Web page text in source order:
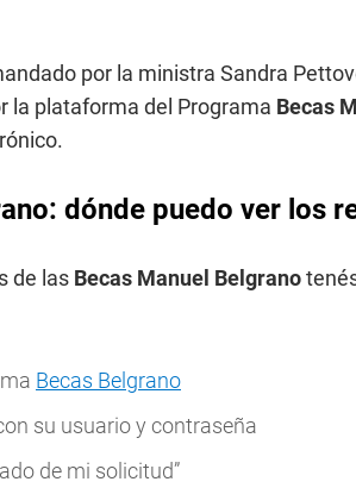
por la ministra Sandra
la plataforma del Programa Becas
dónde puedo ver los
de las Becas Manuel Belgrano
Becas Belgrano
su usuario y contraseña
de mi solicitud”